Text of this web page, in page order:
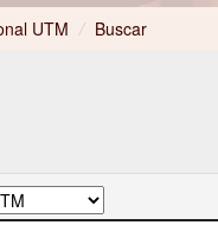
UTM / Buscar